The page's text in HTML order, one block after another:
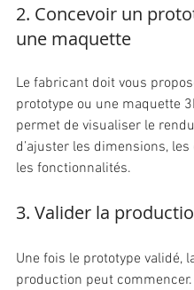
2. Concevoir un
une maquette
Le fabricant doit vous
prototype ou une maquette
permet de visualiser le
d’ajuster les dimensions,
les fonctionnalités.
3. Valider la
Une fois le prototype validé,
production peut